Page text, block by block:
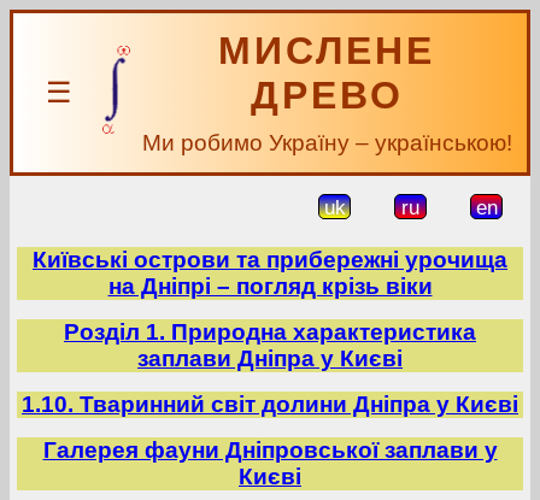
☰
МИСЛЕНЕ
ДРЕВО
Ми робимо Україну – українською!
uk ru en
Київські острови та прибережні урочища
на Дніпрі – погляд крізь віки
Розділ 1. Природна характеристика
заплави Дніпра у Києві
1.10. Тваринний світ долини Дніпра у Києві
Галерея фауни Дніпровської заплави у
Києві